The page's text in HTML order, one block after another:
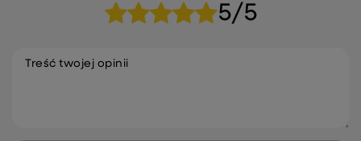
5/5
Treść twojej opinii